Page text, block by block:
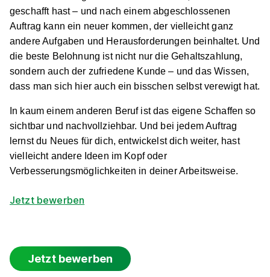
Reimann Malerfachbetrieb
01.08.2026
51647 Gummersbach
Schnellbewerbung
geschafft hast – und nach einem abgeschlossenen
Auftrag kann ein neuer kommen, der vielleicht ganz
andere Aufgaben und Herausforderungen beinhaltet. Und
die beste Belohnung ist nicht nur die Gehaltszahlung,
sondern auch der zufriedene Kunde – und das Wissen,
dass man sich hier auch ein bisschen selbst verewigt hat.
In kaum einem anderen Beruf ist das eigene Schaffen so
sichtbar und nachvollziehbar. Und bei jedem Auftrag
lernst du Neues für dich, entwickelst dich weiter, hast
vielleicht andere Ideen im Kopf oder
Verbesserungsmöglichkeiten in deiner Arbeitsweise.
Jetzt bewerben
Jetzt bewerben